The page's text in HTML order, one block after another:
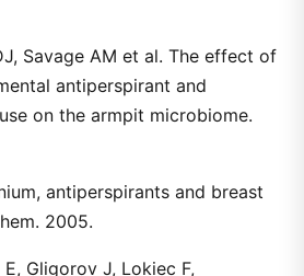
Savage AM et al. The effect of
antiperspirant and
on the armpit microbiome.
antiperspirants and breast
2005.
Gligorov J, Lokiec F,